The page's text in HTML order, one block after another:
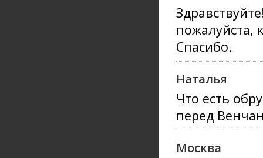
пожалуйста,
Спасибо.
Наталья
Что есть
перед
Москва